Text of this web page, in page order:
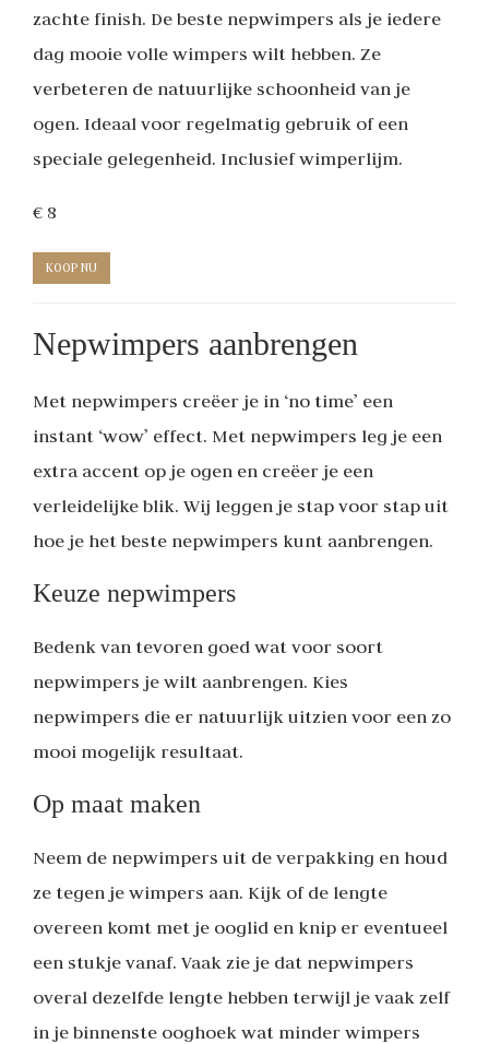
zachte finish. De beste nepwimpers als je iedere
dag mooie volle wimpers wilt hebben. Ze
verbeteren de natuurlijke schoonheid van je
ogen. Ideaal voor regelmatig gebruik of een
speciale gelegenheid. Inclusief wimperlijm.
€ 8
KOOP NU
Nepwimpers aanbrengen
Met nepwimpers creëer je in ‘no time’ een
instant ‘wow’ effect. Met nepwimpers leg je een
extra accent op je ogen en creëer je een
verleidelijke blik. Wij leggen je stap voor stap uit
hoe je het beste nepwimpers kunt aanbrengen.
Keuze nepwimpers
Bedenk van tevoren goed wat voor soort
nepwimpers je wilt aanbrengen. Kies
nepwimpers die er natuurlijk uitzien voor een zo
mooi mogelijk resultaat.
Op maat maken
Neem de nepwimpers uit de verpakking en houd
ze tegen je wimpers aan. Kijk of de lengte
overeen komt met je ooglid en knip er eventueel
een stukje vanaf. Vaak zie je dat nepwimpers
overal dezelfde lengte hebben terwijl je vaak zelf
in je binnenste ooghoek wat minder wimpers